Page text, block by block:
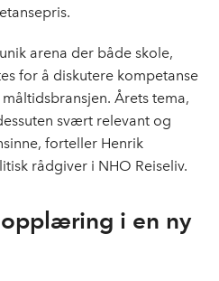
arena der både skole,
for å diskutere kompetanse
Årets tema,
svært relevant og
forteller Henrik
rådgiver i NHO Reiseliv.
i en ny